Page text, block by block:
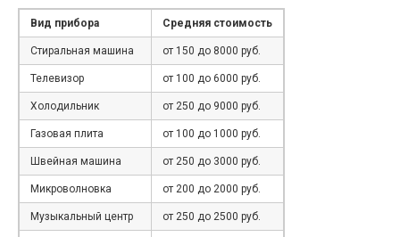
Вид прибора Средняя стоимость
Стиральная машина от 150 до 8000 руб.
Телевизор от 100 до 6000 руб.
Холодильник от 250 до 9000 руб.
Газовая плита от 100 до 1000 руб.
Швейная машина от 250 до 3000 руб.
Микроволновка от 200 до 2000 руб.
Музыкальный центр от 250 до 2500 руб.